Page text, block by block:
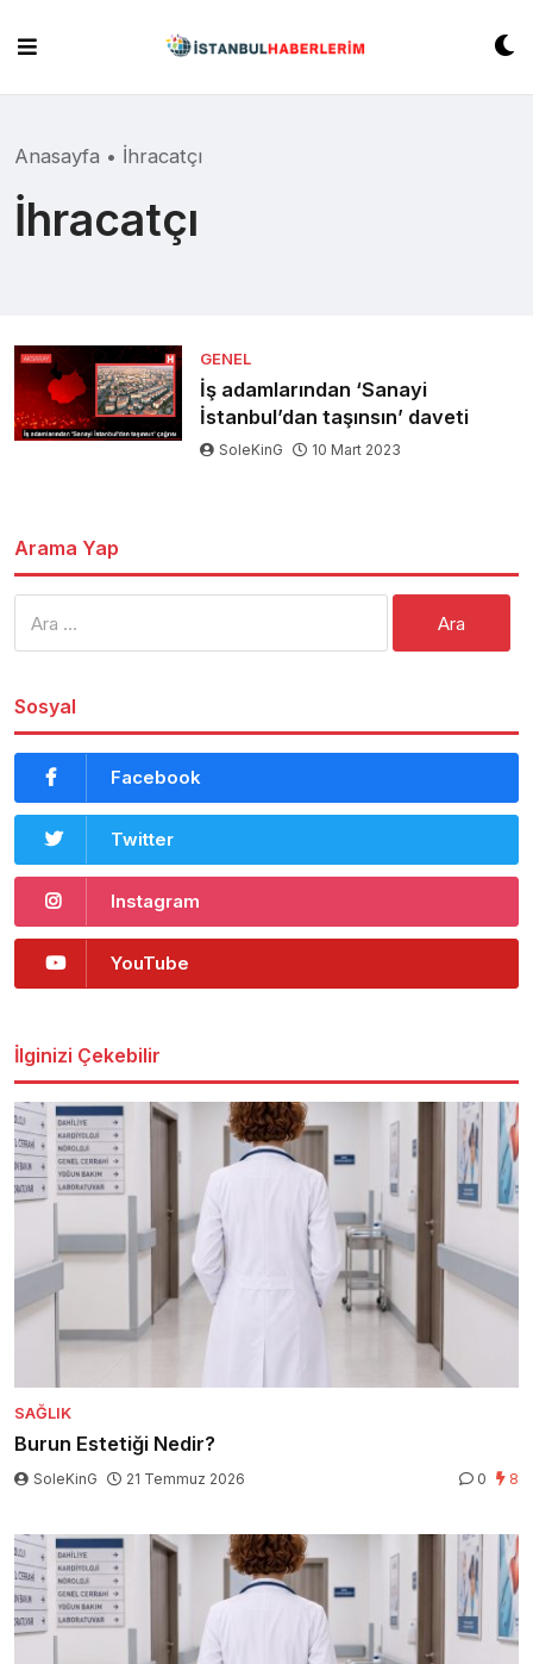
content
Anasayfa • İhracatçı
İhracatçı
GENEL
İş adamlarından ‘Sanayi
İstanbul’dan taşınsın’ daveti
SoleKinG 10 Mart 2023
Arama Yap
Sosyal
Facebook
Twitter
Instagram
YouTube
İlginizi Çekebilir
SAĞLIK
Burun Estetiği Nedir?
SoleKinG 21 Temmuz 2026 0 8